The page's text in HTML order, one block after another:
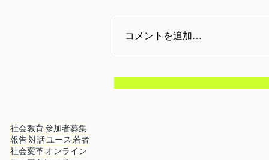
【開催報告】2月12日(木):
コメントを追加…
社会教育参加者募集
報告対話ユース 若者
社会変革オンライン